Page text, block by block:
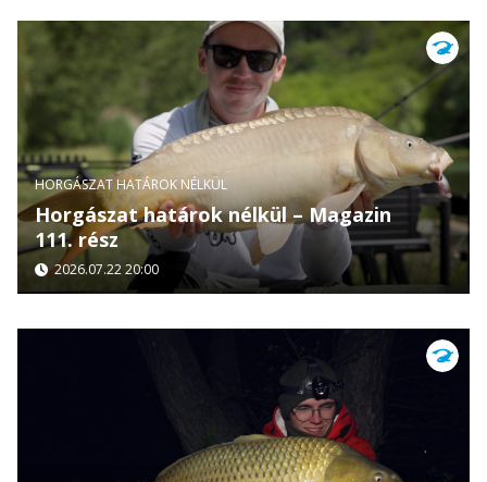
HORGÁSZAT HATÁROK NÉLKÜL
Horgászat határok nélkül – Magazin
111. rész
2026.07.22 20:00